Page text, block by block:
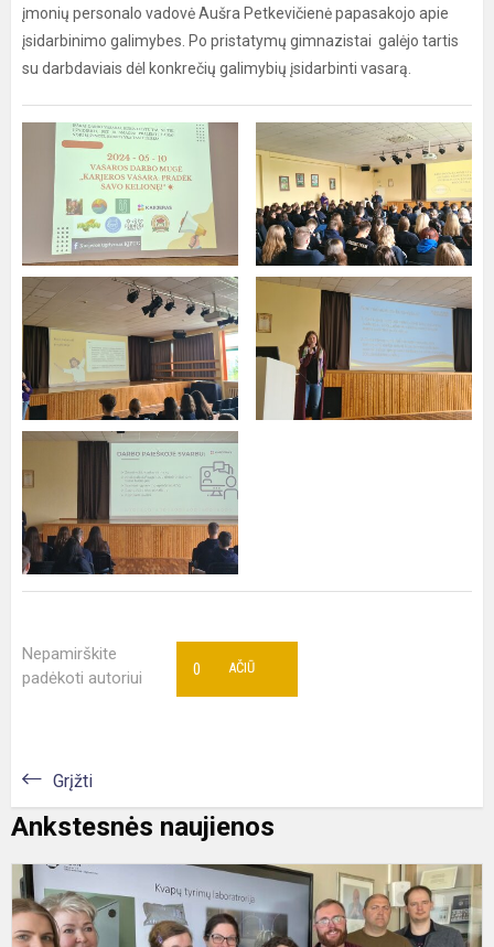
įmonių personalo vadovė Aušra Petkevičienė papasakojo apie
įsidarbinimo galimybes. Po pristatymų gimnazistai galėjo tartis
su darbdaviais dėl konkrečių galimybių įsidarbinti vasarą.
Nepamirškite
padėkoti autoriui
AČIŪ
0
Grįžti
Ankstesnės naujienos